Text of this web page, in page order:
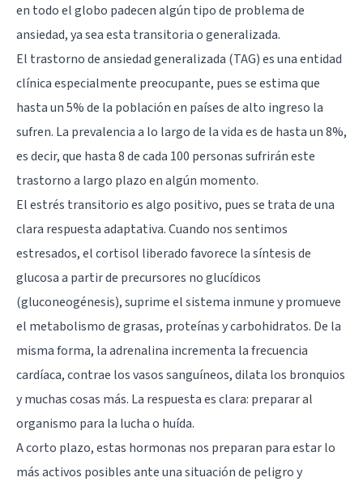
en todo el globo padecen algún tipo de problema de
ansiedad, ya sea esta transitoria o generalizada.
El trastorno de ansiedad generalizada (TAG) es una entidad
clínica especialmente preocupante, pues se estima que
hasta un 5% de la población en países de alto ingreso la
sufren. La prevalencia a lo largo de la vida es de hasta un 8%,
es decir, que hasta 8 de cada 100 personas sufrirán este
trastorno a largo plazo en algún momento.
El estrés transitorio es algo positivo, pues se trata de una
clara respuesta adaptativa. Cuando nos sentimos
estresados, el cortisol liberado favorece la síntesis de
glucosa a partir de precursores no glucídicos
(gluconeogénesis), suprime el sistema inmune y promueve
el metabolismo de grasas, proteínas y carbohidratos. De la
misma forma, la adrenalina incrementa la frecuencia
cardíaca, contrae los vasos sanguíneos, dilata los bronquios
y muchas cosas más. La respuesta es clara: preparar al
organismo para la lucha o huída.
A corto plazo, estas hormonas nos preparan para estar lo
más activos posibles ante una situación de peligro y